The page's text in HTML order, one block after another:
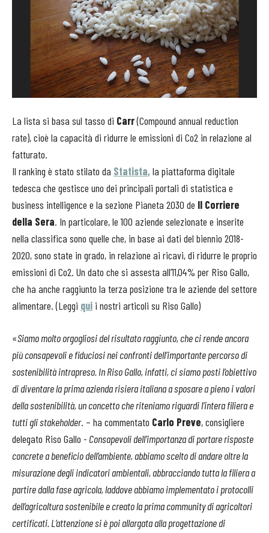
La lista si basa sul tasso di Carr(Compound annual reduction
rate), cioè la capacità di ridurre le emissioni di Co2 in relazione al
fatturato.
Il ranking è stato stilato da Statista, la piattaforma digitale
tedesca che gestisce uno dei principali portali di statistica e
business intelligence e la sezione Pianeta 2030 de Il Corriere
della Sera. In particolare, le 100 aziende selezionate e inserite
nella classifica sono quelle che, in base ai dati del biennio 2018-
2020, sono state in grado, in relazione ai ricavi, di ridurre le proprio
emissioni di Co2. Un dato che si assesta all’11,04% per Riso Gallo,
che ha anche raggiunto la terza posizione tra le aziende del settore
alimentare. (Leggi qui i nostri articoli su Riso Gallo)
«Siamo molto orgogliosi del risultato raggiunto, che ci rende ancora
più consapevoli e fiduciosi nei confronti dell’importante percorso di
sostenibilità intrapreso. In Riso Gallo, infatti, ci siamo posti l’obiettivo
di diventare la prima azienda risiera italiana a sposare a pieno i valori
della sostenibilità, un concetto che riteniamo riguardi l’intera filiera e
tutti gli stakeholder. – ha commentato Carlo Preve, consigliere
delegato Riso Gallo - Consapevoli dell’importanza di portare risposte
concrete a beneficio dell’ambiente, abbiamo scelto di andare oltre la
misurazione degli indicatori ambientali, abbracciando tutta la filiera a
partire dalla fase agricola, laddove abbiamo implementato i protocolli
dell’agricoltura sostenibile e creato la prima community di agricoltori
certificati. L’attenzione si è poi allargata alla progettazione di